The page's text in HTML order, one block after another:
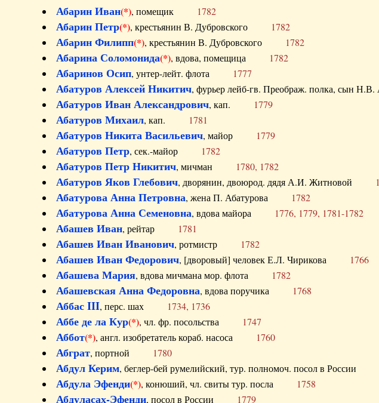
Абарин Иван(*), помещик 1782
Абарин Петр(*), крестьянин В. Дубровского 1782
Абарин Филипп(*), крестьянин В. Дубровского 1782
Абарина Соломонида(*), вдова, помещица 1782
Абаринов Осип, унтер-лейт. флота 1777
Абатуров Алексей Никитич, фурьер лейб-гв. Преображ. полка, сын
Абатуров Иван Александрович, кап. 1779
Абатуров Михаил, кап. 1781
Абатуров Никита Васильевич, майор 1779
Абатуров Петр, сек.-майор 1782
Абатуров Петр Никитич, мичман 1780, 1782
Абатуров Яков Глебович, дворянин, двоюрод. дядя А.И. Житновой
Абатурова Анна Петровна, жена П. Абатурова 1782
Абатурова Анна Семеновна, вдова майора 1776, 1779, 1781-1782
Абашев Иван, рейтар 1781
Абашев Иван Иванович, ротмистр 1782
Абашев Иван Федорович, [дворовый] человек Е.Л. Чирикова 1766
Абашева Мария, вдова мичмана мор. флота 1782
Абашевская Анна Федоровна, вдова поручика 1768
Аббас III, перс. шах 1734, 1736
Аббе де ла Кур(*), чл. фр. посольства 1747
Аббот(*), англ. изобретатель кораб. насоса 1760
Абграт, портной 1780
Абдул Керим, беглер-бей румелийский, тур. полномоч. посол в России
Абдула Эфенди(*), конюший, чл. свиты тур. посла 1758
Абдуласах-Эфенди, посол в России 1779